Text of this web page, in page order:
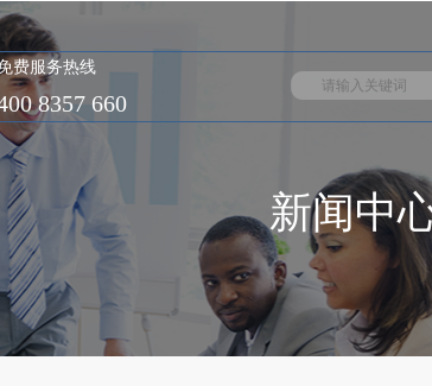
费服务热线
8357 660
新闻中